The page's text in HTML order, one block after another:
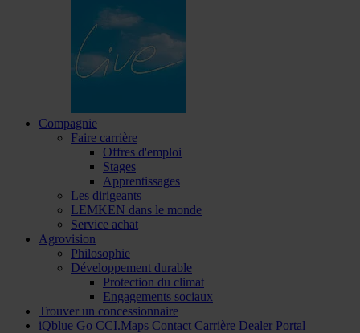
Compagnie
Faire carrière
Offres d'emploi
Stages
Apprentissages
Les dirigeants
LEMKEN dans le monde
Service achat
Agrovision
Philosophie
Développement durable
Protection du climat
Engagements sociaux
Trouver un concessionnaire
iQblue Go CCI.Maps Contact Carrière Dealer Portal